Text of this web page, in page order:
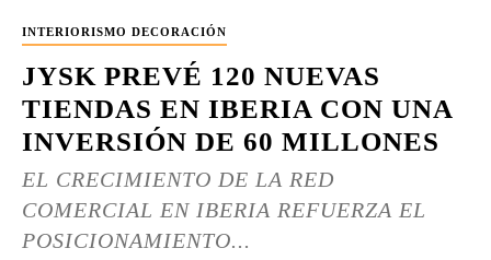
INTERIORISMO DECORACIÓN
JYSK PREVÉ 120 NUEVAS
TIENDAS EN IBERIA CON UNA
INVERSIÓN DE 60 MILLONES
EL CRECIMIENTO DE LA RED
COMERCIAL EN IBERIA REFUERZA EL
POSICIONAMIENTO...